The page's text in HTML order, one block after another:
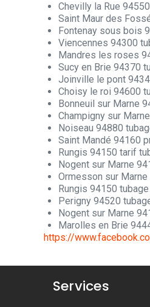
Chevilly la Rue
Saint Maur des
Fontenay sous bois
Viencennes 94300
Mandres les roses
Sucy en Brie 94370
Joinville le pont
Choisy le roi 94600
Bonneuil sur Marne
Champigny sur
Noiseau 94880
Saint Mandé 94160
Rungis 94150 tarif
Nogent sur Marne
Ormesson sur
Rungis 94150
Perigny 94520
Nogent sur Marne
Marolles en Brie
https://
Services